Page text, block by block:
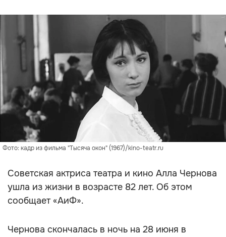
Фото: кадр из фильма "Тысяча окон" (1967)/kino-teatr.ru
Советская актриса театра и кино Алла Чернова
ушла из жизни в возрасте 82 лет. Об этом
сообщает «АиФ».
Чернова скончалась в ночь на 28 июня в